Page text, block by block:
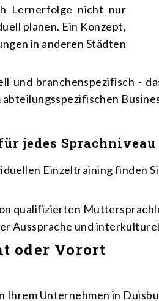
Lernerfolge nicht nur
planen. Ein Konzept,
in anderen Städten
und branchenspezifisch -
jedes Sprachniveau
Einzeltraining finden
qualifizierten
Aussprache und
oder Vorort
Unternehmen in